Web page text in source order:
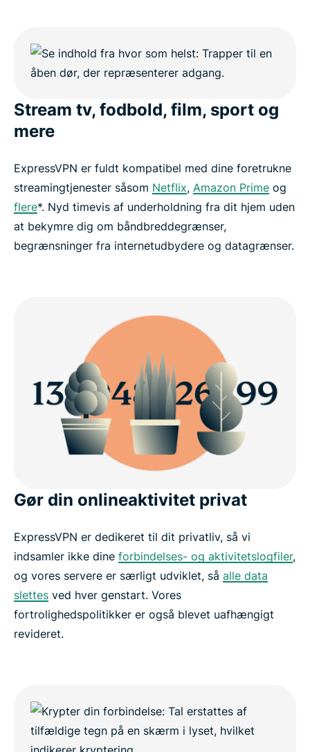
Stream tv, fodbold, film, sport og
mere
ExpressVPN er fuldt kompatibel med dine foretrukne
streamingtjenester såsom Netflix, Amazon Prime og
flere*. Nyd timevis af underholdning fra dit hjem uden
at bekymre dig om båndbreddegrænser,
begrænsninger fra internetudbydere og datagrænser.
Gør din onlineaktivitet privat
ExpressVPN er dedikeret til dit privatliv, så vi
indsamler ikke dine forbindelses- og aktivitetslogfiler,
og vores servere er særligt udviklet, så alle data
slettes ved hver genstart. Vores
fortrolighedspolitikker er også blevet uafhængigt
revideret.